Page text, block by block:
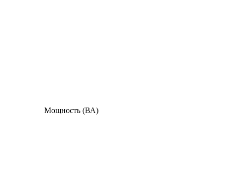
Мощность (ВА)